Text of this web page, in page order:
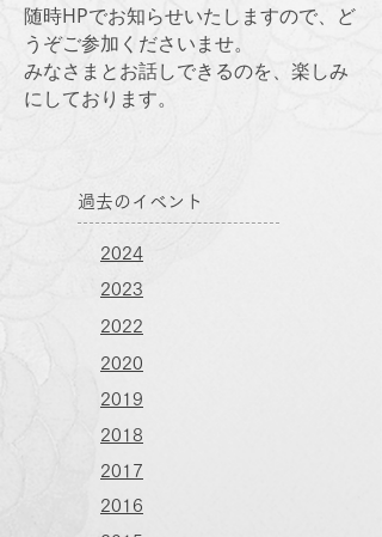
随時HPでお知らせいたしますので、ど
うぞご参加くださいませ。
みなさまとお話しできるのを、楽しみ
にしております。
過去のイベント
​2024
​2023
​2022
2020
2019
2018
2017
2016